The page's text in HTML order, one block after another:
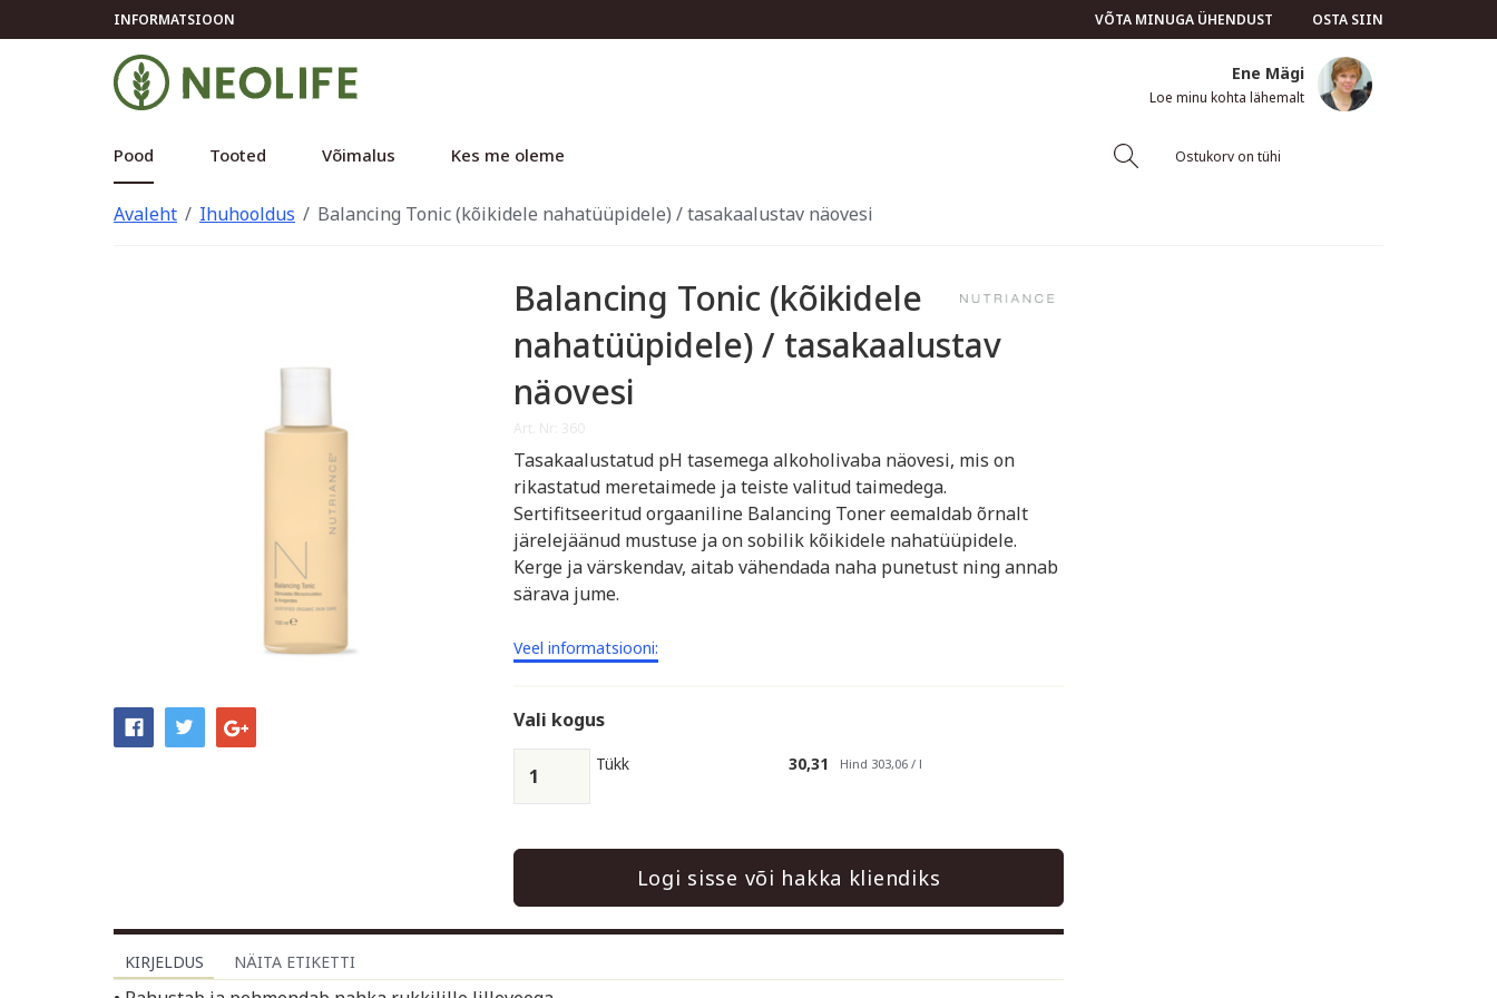
OSTA SIIN
VÕTA MINUGA ÜHENDUST
INFORMATSIOON
Ene Mägi
Loe minu kohta lähemalt
Ostukorv on tühi
Pood Tooted Võimalus Kes me oleme
Avaleht Ihuhooldus Balancing Tonic (kõikidele nahatüüpidele) / tasakaalustav näovesi
Balancing Tonic (kõikidele
nahatüüpidele) / tasakaalustav
näovesi
Tasakaalustatud pH tasemega alkoholivaba näovesi, mis on
rikastatud meretaimede ja teiste valitud taimedega.
Sertifitseeritud orgaaniline Balancing Toner eemaldab õrnalt
järelejäänud mustuse ja on sobilik kõikidele nahatüüpidele.
Kerge ja värskendav, aitab vähendada naha punetust ning annab
särava jume.
Veel informatsiooni:
Vali kogus
Tükk 30,31 Hind 303,06 / l
Logi sisse või hakka kliendiks
KIRJELDUS NÄITA ETIKETTI